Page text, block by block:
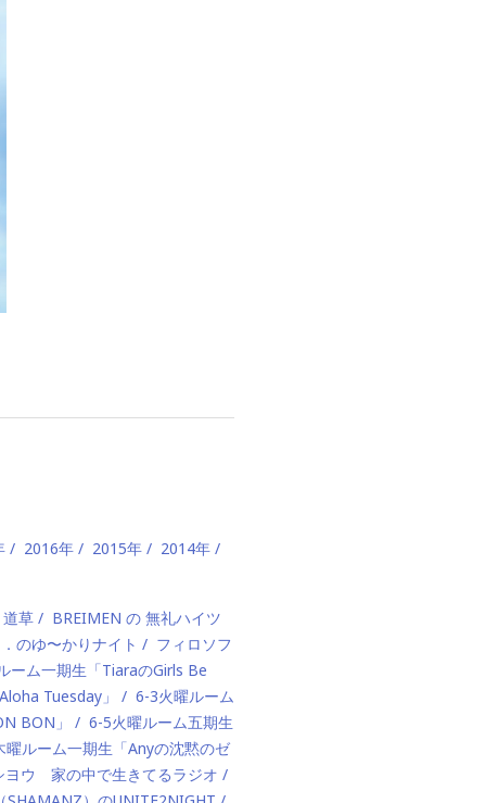
2016年 2015年 2014年
草
BREIMEN の 無礼ハイツ
のゆ〜かりナイト
フィロソフ
ーム一期生「TiaraのGirls Be
Tuesday」
6-3火曜ルーム
BON」
6-5火曜ルーム五期生
曜ルーム一期生「Anyの沈黙のゼ
ヨウ 家の中で生きてるラジオ